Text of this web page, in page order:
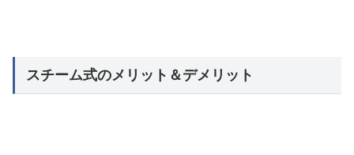
スチーム式のメリット＆デメリット